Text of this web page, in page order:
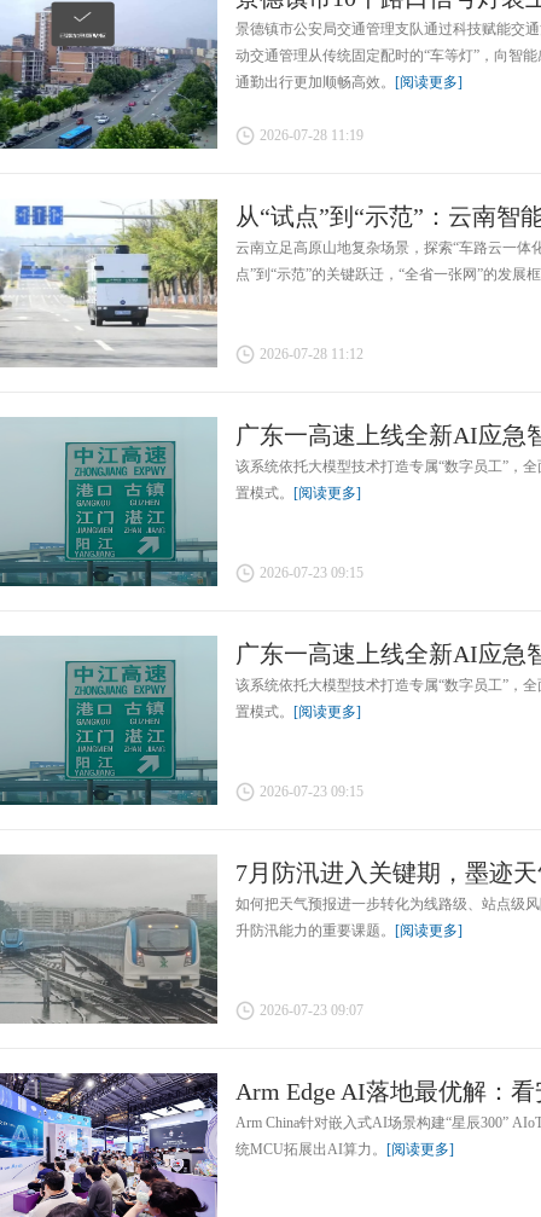
景德镇市公安局交通管理支队通过科技赋能交
动交通管理从传统固定配时的“车等灯”，向智
通勤出行更加顺畅高效。 [阅读更多]
2026-07-28 11:19
从“试点”到“示范”：云南智
云南立足高原山地复杂场景，探索“车路云一体
点”到“示范”的关键跃迁，“全省一张网”的发展
2026-07-28 11:12
广东一高速上线全新AI应急
该系统依托大模型技术打造专属“数字员工”，
置模式。 [阅读更多]
2026-07-23 09:15
广东一高速上线全新AI应急
该系统依托大模型技术打造专属“数字员工”，
置模式。 [阅读更多]
2026-07-23 09:15
7月防汛进入关键期，墨迹
如何把天气预报进一步转化为线路级、站点级
升防汛能力的重要课题。 [阅读更多]
2026-07-23 09:07
Arm Edge AI落地最优解：
Arm China针对嵌入式AI场景构建“星辰300”
统MCU拓展出AI算力。 [阅读更多]